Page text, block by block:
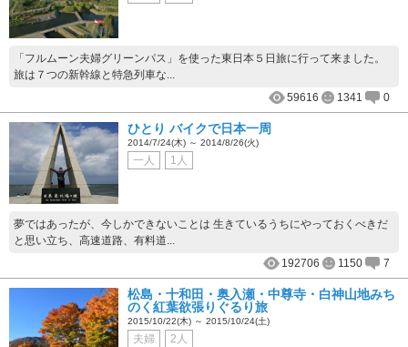
「フルムーン夫婦グリーンパス」を使った東日本５日旅に行って来ました。
旅は７つの新幹線と特急列車な...
59616
1341 0
ひとり バイクで日本一周
2014/7/24(木) ～ 2014/8/26(火)
一人 1人
夢ではあったが、今しかできないことは 生きているうちにやっておくべきだ
と思い立ち、高速道路、有料道...
192706
1150 7
松島・十和田・奥入瀬・中尊寺・白神山地みち
のく紅葉欲張りぐるり旅
2015/10/22(木) ～ 2015/10/24(土)
夫婦 2人